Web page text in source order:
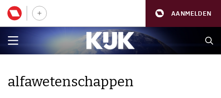
AANMELDEN
alfawetenschappen